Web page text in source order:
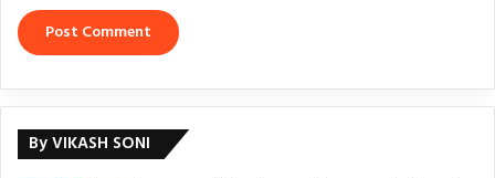
By VIKASH SONI